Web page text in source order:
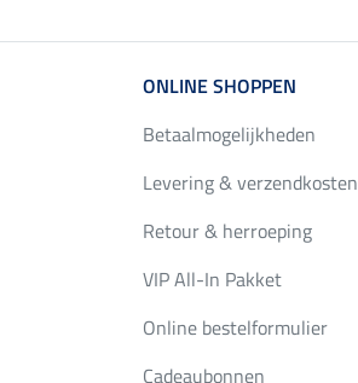
ONLINE SHOPPEN
Betaalmogelijkheden
Levering & verzendkosten
Retour & herroeping
VIP All-In Pakket
Online bestelformulier
Cadeaubonnen